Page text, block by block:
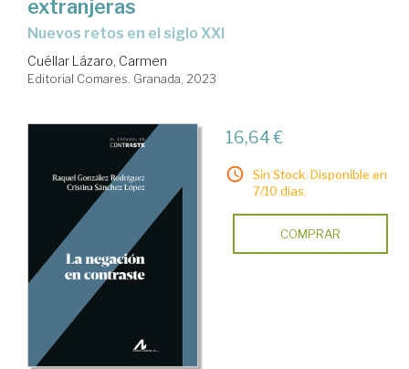
extranjeras
nuevos retos en el siglo XXI
Cuéllar Lázaro, Carmen
Editorial Comares. Granada, 2023
16,64 €
Sin Stock. Disponible en
7/10 días.
COMPRAR